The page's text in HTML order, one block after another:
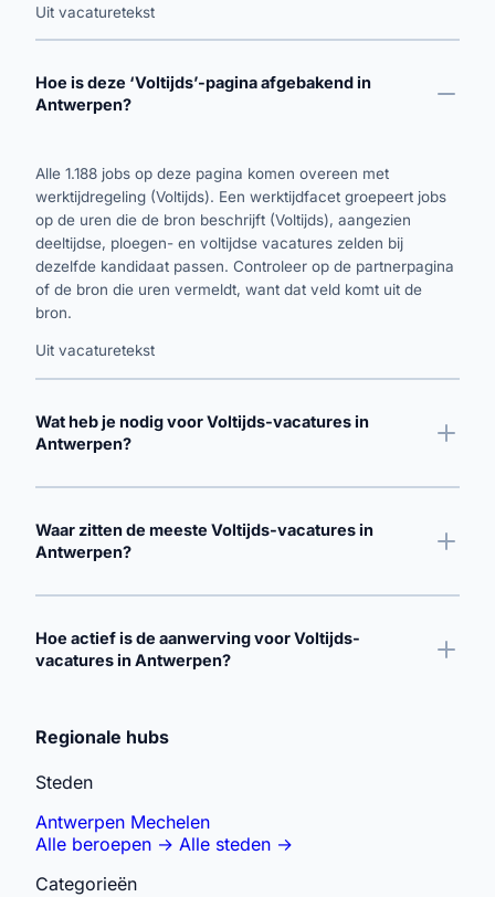
Uit vacaturetekst
Hoe is deze ‘Voltijds’-pagina afgebakend in
Antwerpen?
Alle 1.188 jobs op deze pagina komen overeen met
werktijdregeling (Voltijds). Een werktijdfacet groepeert jobs
op de uren die de bron beschrijft (Voltijds), aangezien
deeltijdse, ploegen- en voltijdse vacatures zelden bij
dezelfde kandidaat passen. Controleer op de partnerpagina
of de bron die uren vermeldt, want dat veld komt uit de
bron.
Uit vacaturetekst
Wat heb je nodig voor Voltijds-vacatures in
Antwerpen?
Waar zitten de meeste Voltijds-vacatures in
Antwerpen?
Hoe actief is de aanwerving voor Voltijds-
vacatures in Antwerpen?
Gerelateerde zoekopdrachten verkennen
Regionale hubs
Steden
Antwerpen Mechelen
Alle beroepen → Alle steden →
Categorieën